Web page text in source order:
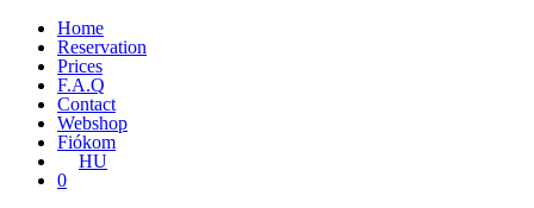
Home
Reservation
Prices
F.A.Q
Contact
Webshop
Fiókom
HU
0